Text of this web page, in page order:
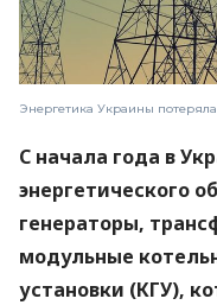
Энергетика Украины
С начала года в
энергетического
генераторы,
модульные
установки (КГУ),